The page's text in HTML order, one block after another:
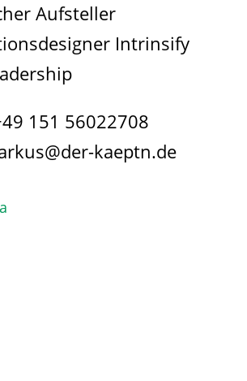
Aufsteller
Intrinsify
151 56022708
kaeptn.de